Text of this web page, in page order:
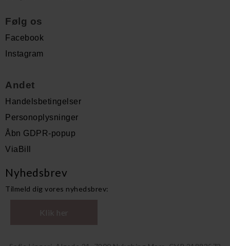
Følg os
Facebook
Instagram
Andet
Handelsbetingelser
Personoplysninger
Åbn GDPR-popup
ViaBill
Nyhedsbrev
Tilmeld dig vores nyhedsbrev:
Klik her